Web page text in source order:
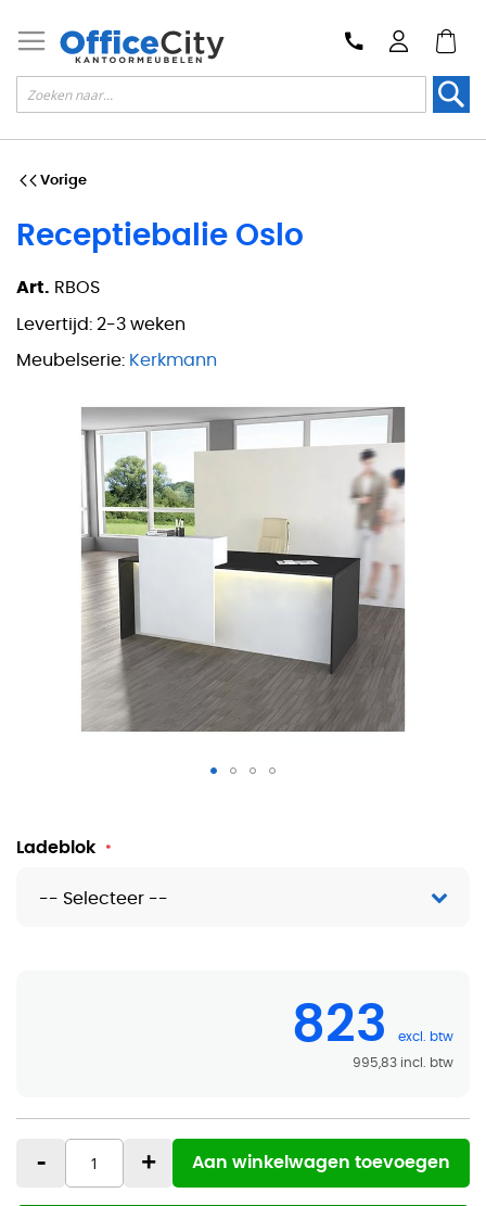
Receptiebalie Oslo
Art. RBOS
Levertijd: 2-3 weken
Meubelserie: Kerkmann
Receptiebalie Oslo
Ladeblok
823
995,83
- + Aan winkelwagen toevoegen
Vorige